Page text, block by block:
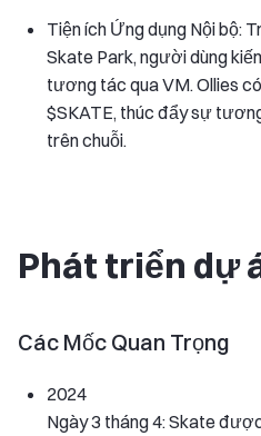
Tiện ích Ứng dụng Nội bộ:
Skate Park, người dùng
tương tác qua VM. Ollies
$SKATE, thúc đẩy sự
trên chuỗi.
Phát triển dự
Các Mốc Quan Trọng
2024
Ngày 3 tháng 4: Skate